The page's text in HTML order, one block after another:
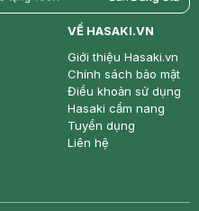
price
VỀ HASAKI.VN
Giới thiệu Hasaki.vn
Chính sách bảo mật
Điều khoản sử dụng
Hasaki cẩm nang
Tuyển dụng
Liên hệ